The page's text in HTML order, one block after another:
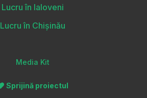
Lucru în Ialoveni
Lucru în Chișinău
Media Kit
Sprijină proiectul